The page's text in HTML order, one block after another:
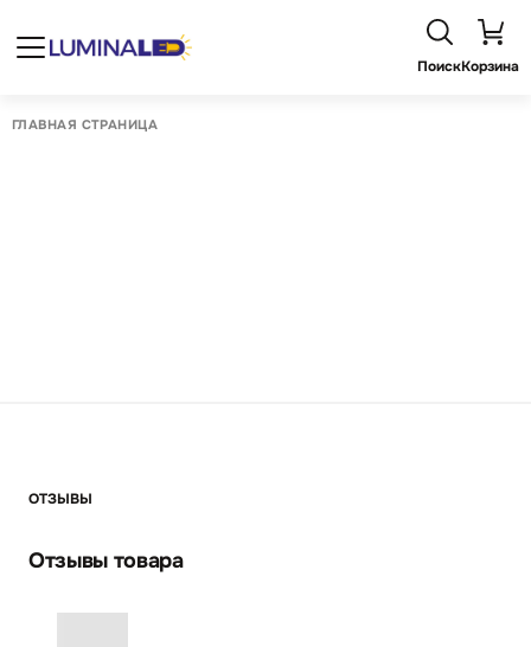
ПоискКорзина
ГЛАВНАЯ СТРАНИЦА
ОТЗЫВЫ
Отзывы товара